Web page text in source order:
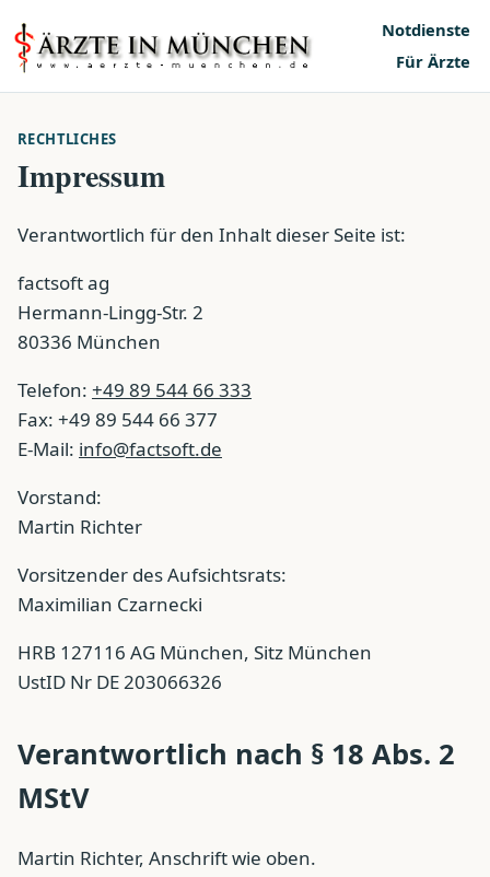
Notdienste
Für Ärzte
RECHTLICHES
Impressum
Verantwortlich für den Inhalt dieser Seite ist:
factsoft ag
Hermann-Lingg-Str. 2
80336 München
Telefon: +49 89 544 66 333
Fax: +49 89 544 66 377
E-Mail: info@factsoft.de
Vorstand:
Martin Richter
Vorsitzender des Aufsichtsrats:
Maximilian Czarnecki
HRB 127116 AG München, Sitz München
UstID Nr DE 203066326
Verantwortlich nach § 18 Abs. 2
MStV
Martin Richter, Anschrift wie oben.